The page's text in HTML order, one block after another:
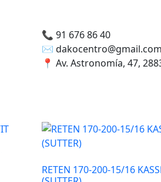
📞 91 676 86 40
✉️ dakocentro@gmail.com
📍 Av. Astronomía, 47,
RETEN 170-200-15/16